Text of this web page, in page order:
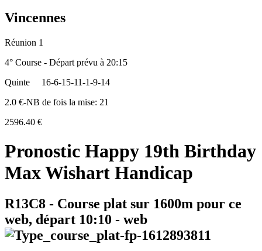
Vincennes
Réunion 1
4° Course - Départ prévu à 20:15
Quinte
16-6-15-11-1-9-14
2.0 €-NB de fois la mise: 21
2596.40 €
Pronostic Happy 19th Birthday
Max Wishart Handicap
R13C8 - Course plat sur 1600m pour ce
web, départ 10:10 - web